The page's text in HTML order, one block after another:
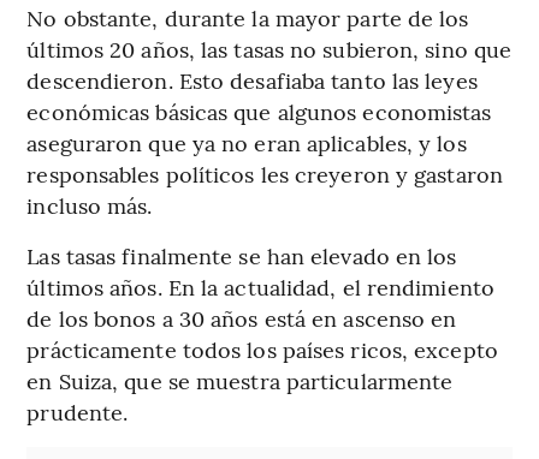
No obstante, durante la mayor parte de los
últimos 20 años, las tasas no subieron, sino que
descendieron. Esto desafiaba tanto las leyes
económicas básicas que algunos economistas
aseguraron que ya no eran aplicables, y los
responsables políticos les creyeron y gastaron
incluso más.
Las tasas finalmente se han elevado en los
últimos años. En la actualidad, el rendimiento
de los bonos a 30 años está en ascenso en
prácticamente todos los países ricos, excepto
en Suiza, que se muestra particularmente
prudente.